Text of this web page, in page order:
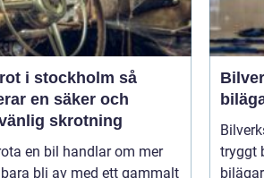
i stockholm så
en säker och
skrotning
en bil handlar om mer
bli av med ett gammalt
tryggt